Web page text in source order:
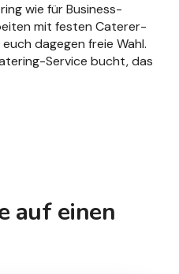
wie für Business-
mit festen Caterer-
dagegen freie Wahl.
Service bucht, das
auf einen